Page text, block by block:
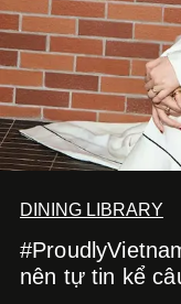
DINING LIBRARY
nên tự tin kể